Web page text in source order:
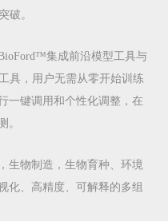
破。
集成前沿模型工具与
具，用户无需从零开始训练
一键调用和个性化调整，在
。
生物制造，生物育种、环境
化、高精度、可解释的多组